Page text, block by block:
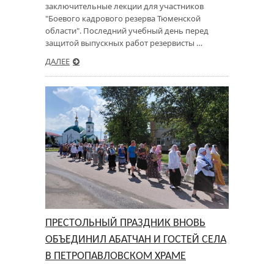
заключительные лекции для участников
"Боевого кадрового резерва Тюменской
области". Последний учебный день перед
защитой выпускных работ резервисты …
ДАЛЕЕ
ПРЕСТОЛЬНЫЙ ПРАЗДНИК ВНОВЬ
ОБЪЕДИНИЛ АБАТЧАН И ГОСТЕЙ СЕЛА
В ПЕТРОПАВЛОВСКОМ ХРАМЕ